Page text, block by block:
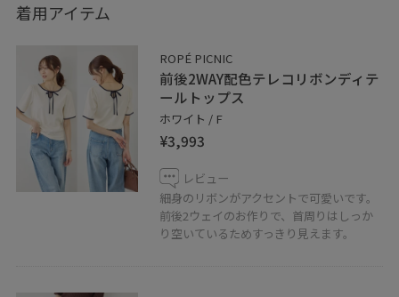
着用アイテム
ROPÉ PICNIC
前後2WAY配色テレコリボンディテ
ールトップス
ホワイト / F
¥3,993
レビュー
細身のリボンがアクセントで可愛いです。
前後2ウェイのお作りで、首周りはしっか
り空いているためすっきり見えます。